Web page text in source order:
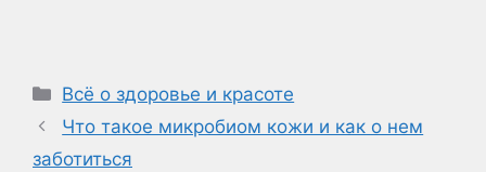
Рубрики
Всё о здоровье и красоте
Что такое микробиом кожи и как о нем
заботиться